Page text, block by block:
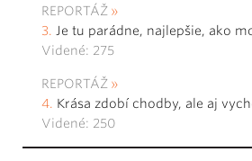
REPORTÁŽ
Je tu parádne, najlepšie, ako
Videné: 275
REPORTÁŽ
Krása zdobí chodby, ale aj
Videné: 250